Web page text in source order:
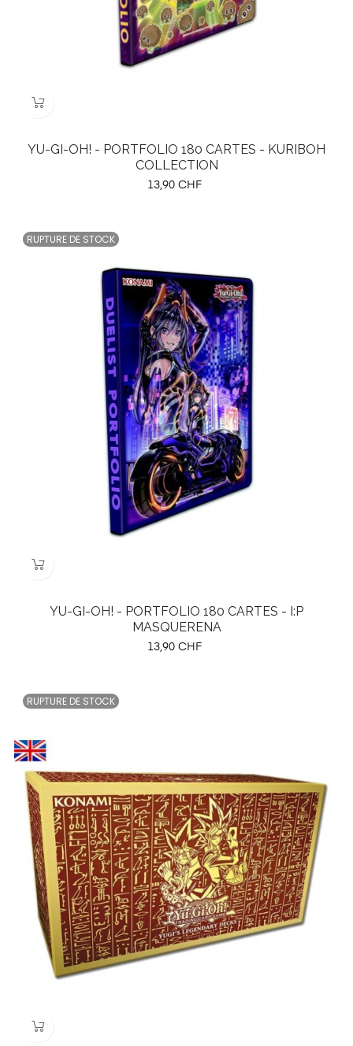
YU-GI-OH! - PORTFOLIO 180 CARTES - KURIBOH
COLLECTION
Prix
13,90 CHF
RUPTURE DE STOCK
YU-GI-OH! - PORTFOLIO 180 CARTES - I:P
MASQUERENA
Prix
13,90 CHF
RUPTURE DE STOCK